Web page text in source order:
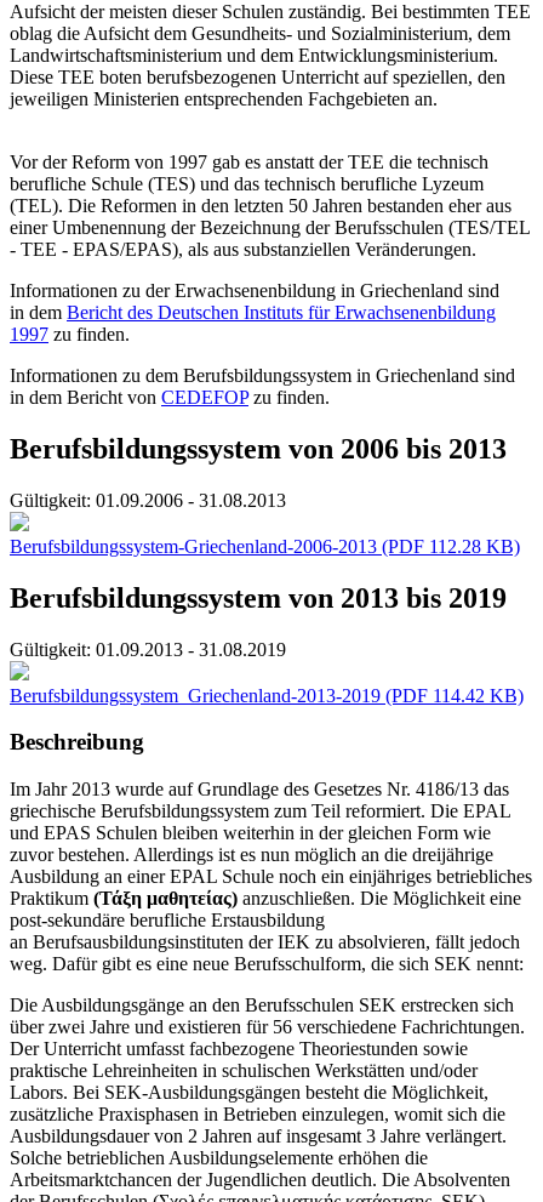
Aufsicht der meisten dieser Schulen zuständig. Bei bestimmten TEE
oblag die Aufsicht dem Gesundheits- und Sozialministerium, dem
Landwirtschafts­ministerium und dem Entwicklungs­ministerium.
Diese TEE boten berufsbezogenen Unterricht auf speziellen, den
jeweiligen Ministerien entsprechenden Fachgebieten an.
Vor der Reform von 1997 gab es anstatt der TEE die technisch
berufliche Schule (TES) und das technisch berufliche Lyzeum
(TEL). Die Reformen in den letzten 50 Jahren bestanden eher aus
einer Umbenennung der Bezeichnung der Berufsschulen (TES/TEL
- TEE - EPAS/EPAS), als aus substanziellen Veränderungen.
Informationen zu der Erwachsenenbildung in Griechenland sind
in dem Bericht des Deutschen Instituts für Erwachsenenbildung
1997 zu finden.
Informationen zu dem Berufsbildungssystem in Griechenland sind
in dem Bericht von CEDEFOPzu finden.
Berufsbildungssystem von 2006 bis 2013
Gültigkeit: 01.09.2006 - 31.08.2013
Berufsbildungssystem-Griechenland-2006-2013 (PDF 112.28 KB)
Berufsbildungssystem von 2013 bis 2019
Gültigkeit: 01.09.2013 - 31.08.2019
Berufsbildungssystem_Griechenland-2013-2019 (PDF 114.42 KB)
Beschreibung
Im Jahr 2013 wurde auf Grundlage des Gesetzes Nr. 4186/13 das
griechische Berufsbildungssystem zum Teil reformiert. Die EPAL
und EPAS Schulen bleiben weiterhin in der gleichen Form wie
zuvor bestehen. Allerdings ist es nun möglich an die dreijährige
Ausbildung an einer EPAL Schule noch ein einjähriges betriebliches
Praktikum (Τάξη μαθητείας) anzuschließen. Die Möglichkeit eine
post-sekundäre berufliche Erstausbildung
an Berufsausbildungsinstituten der IEK zu absolvieren, fällt jedoch
weg. Dafür gibt es eine neue Berufsschulform, die sich SEK nennt:
Die Ausbildungsgänge an den Berufsschulen SEK erstrecken sich
über zwei Jahre und existieren für 56 verschiedene Fachrichtungen.
Der Unterricht umfasst fachbezogene Theoriestunden sowie
praktische Lehreinheiten in schulischen Werkstätten und/oder
Labors. Bei SEK-Ausbildungsgängen besteht die Möglichkeit,
zusätzliche Praxisphasen in Betrieben einzulegen, womit sich die
Ausbildungsdauer von 2 Jahren auf insgesamt 3 Jahre verlängert.
Solche betrieblichen Ausbildungselemente erhöhen die
Arbeitsmarktchancen der Jugendlichen deutlich. Die Absolventen